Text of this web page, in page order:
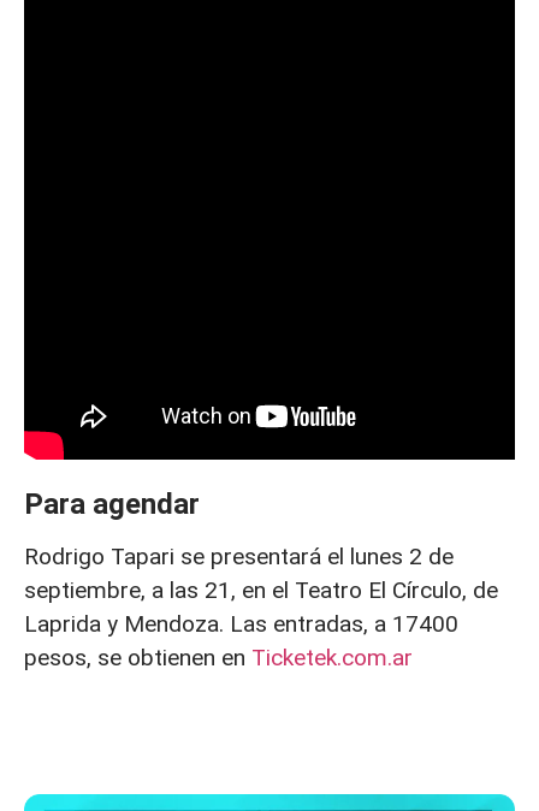
Para agendar
Rodrigo Tapari se presentará el lunes 2 de
septiembre, a las 21, en el Teatro El Círculo, de
Laprida y Mendoza. Las entradas, a 17400
pesos, se obtienen en Ticketek.com.ar